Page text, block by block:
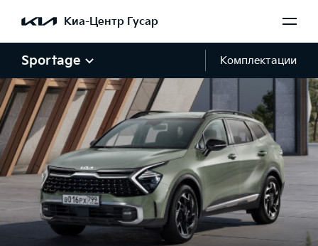
Киа-Центр Гусар
Sportage Комплектации